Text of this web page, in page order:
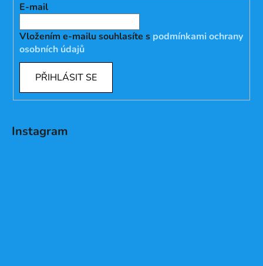
E-mail
Vložením e-mailu souhlasíte s podmínkami ochrany
osobních údajů
PŘIHLÁSIT SE
Instagram